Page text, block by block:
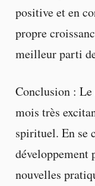
positive et en
propre
meilleur parti
Conclusion : Le
mois très
spirituel. En se
développement
nouvelles